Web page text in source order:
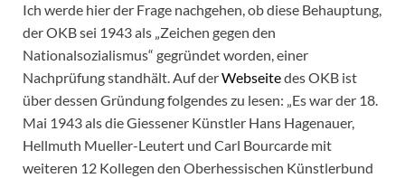
Ich werde hier der Frage nachgehen, ob diese Behauptung,
der OKB sei 1943 als „Zeichen gegen den
Nationalsozialismus“ gegründet worden, einer
Nachprüfung standhält. Auf derWebseitedes OKB ist
über dessen Gründung folgendes zu lesen: „Es war der 18.
Mai 1943 als die Giessener Künstler Hans Hagenauer,
Hellmuth Mueller-Leutert und Carl Bourcarde mit
weiteren 12 Kollegen den Oberhessischen Künstlerbund